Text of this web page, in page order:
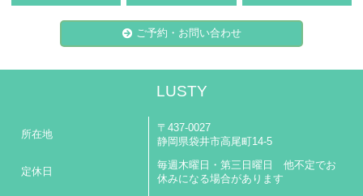
ご予約・お問い合わせ
LUSTY
所在地
〒437-0027
静岡県袋井市高尾町14-5
定休日
毎週木曜日・第三日曜日 他不定でお
休みになる場合があります